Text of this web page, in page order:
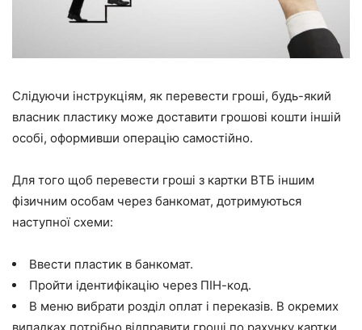
Слідуючи інструкціям, як перевести гроші, будь-який
власник пластику може доставити грошові кошти іншій
особі, оформивши операцію самостійно.
Для того щоб перевести гроші з картки ВТБ іншим
фізичним особам через банкомат, дотримуються
наступної схеми:
Ввести пластик в банкомат.
Пройти ідентифікацію через ПІН-код.
В меню вибрати розділ оплат і переказів. В окремих